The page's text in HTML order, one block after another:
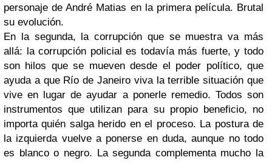
personaje de André Matias en la primera película. Brutal
su evolución.
En la segunda, la corrupción que se muestra va más
allá: la corrupción policial es todavía más fuerte, y todo
son hilos que se mueven desde el poder político, que
ayuda a que Río de Janeiro viva la terrible situación que
vive en lugar de ayudar a ponerle remedio. Todos son
instrumentos que utilizan para su propio beneficio, no
importa quién salga herido en el proceso. La postura de
la izquierda vuelve a ponerse en duda, aunque no todo
es blanco o negro. La segunda complementa mucho la